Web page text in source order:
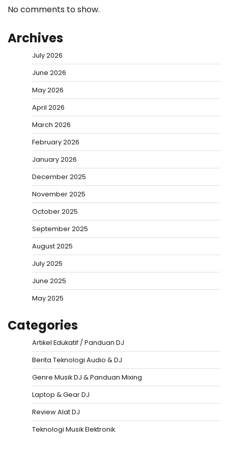
No comments to show.
Archives
July 2026
June 2026
May 2026
April 2026
March 2026
February 2026
January 2026
December 2025
November 2025
October 2025
September 2025
August 2025
July 2025
June 2025
May 2025
Categories
Artikel Edukatif / Panduan DJ
Berita Teknologi Audio & DJ
Genre Musik DJ & Panduan Mixing
Laptop & Gear DJ
Review Alat DJ
Teknologi Musik Elektronik